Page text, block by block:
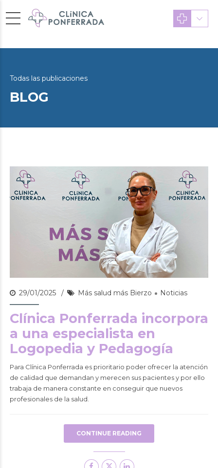
Todas las publicaciones
BLOG
29/01/2025 Más salud más Bierzo Noticias
Clínica Ponferrada incorpora
a una especialista en
Logopedia y Pedagogía
Para Clínica Ponferrada es prioritario poder ofrecer la atención
de calidad que demandan y merecen sus pacientes y por ello
trabaja de manera constante en conseguir que nuevos
profesionales de la salud.
CONTINUE READING